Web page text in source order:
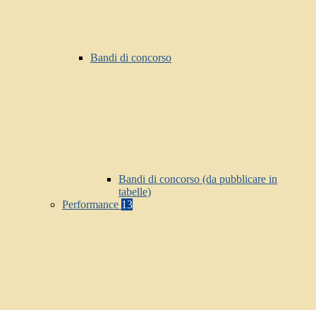
Bandi di concorso
Bandi di concorso (da pubblicare in
tabelle)
Performance 13